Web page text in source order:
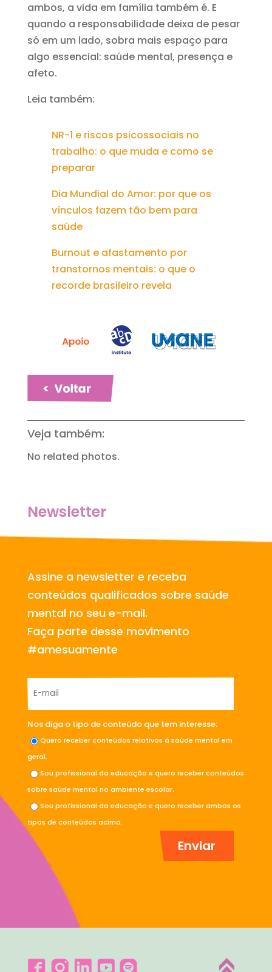
ambos, a vida em família também é. E
quando a responsabilidade deixa de pesar
só em um lado, sobra mais espaço para
algo essencial: saúde mental, presença e
afeto.
Leia também:
NR-1 e riscos psicossociais no
trabalho: o que muda e como se
preparar
Dia Mundial do Amor: por que os
vínculos fazem tão bem para
saúde
Burnout e afastamento por
transtornos mentais: o que o
recorde brasileiro revela
Veja também:
No related photos.
Newsletter
Assine a newsletter e receba
conteúdos qualificados sobre saúde
mental no seu e-mail.
Faça parte desse movimento
#amesuamente
Nos diga o tipo de conteúdo que tem interesse:
Quero receber conteúdos relativos à saúde mental em
geral.
Sou profissional da educação e quero receber conteúdos
sobre saúde mental no ambiente escolar.
Sou profissional da educação e quero receber ambos os
tipos de conteúdos acima.